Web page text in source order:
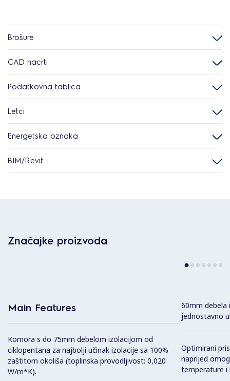
Brošure
CAD nacrti
Podatkovna tablica
Letci
Energetska oznaka
BIM/Revit
Značajke proizvoda
Main Features
Komora s do 75mm debelom izolacijom od
ciklopentana za najbolji učinak izolacije sa 100%
zaštitom okoliša (toplinska provodljivost: 0,020
W/m*K).
60mm debela
jednostavno
Optimirani
naprijed
temperature i